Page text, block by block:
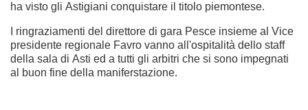
ha visto gli Astigiani conquistare il titolo piemontese.
I ringraziamenti del direttore di gara Pesce insieme al Vice
presidente regionale Favro vanno all'ospitalità dello staff
della sala di Asti ed a tutti gli arbitri che si sono impegnati
al buon fine della maniferstazione.